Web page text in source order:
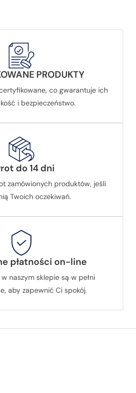
PRODUKTY
co gwarantuje ich
i bezpieczeństwo.
do 14 dni
zamówionych produktów, jeśli
Twoich oczekiwań.
płatności on-line
w naszym sklepie są w pełni
aby zapewnić Ci spokój.